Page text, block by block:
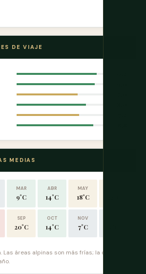
DE VIAJE
MEDIAS
MAR
9°C
ABR
14°C
MAY
18°C
SEP
20°C
OCT
14°C
NOV
7°C
Las áreas alpinas son más frías; la costa es